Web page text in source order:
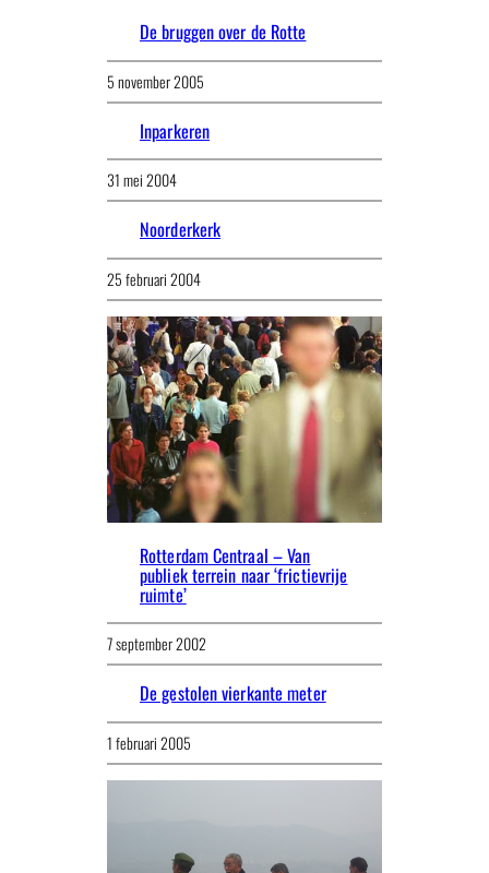
De bruggen over de Rotte
5 november 2005
Inparkeren
31 mei 2004
Noorderkerk
25 februari 2004
Rotterdam Centraal – Van
publiek terrein naar ‘frictievrije
ruimte’
7 september 2002
De gestolen vierkante meter
1 februari 2005